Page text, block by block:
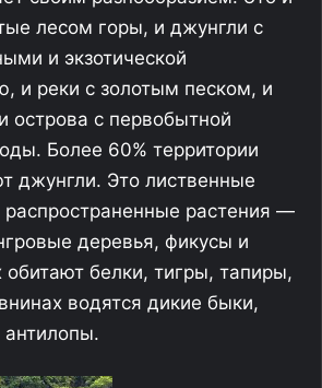
лесом горы, и джунгли с
и экзотической
и реки с золотым песком, и
острова с первобытной
Более 60% территории
джунгли. Это лиственные
растения —
деревья, фикусы и
белки, тигры, тапиры,
водятся дикие быки,